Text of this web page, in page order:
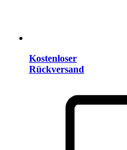
Kostenloser
Rückversand